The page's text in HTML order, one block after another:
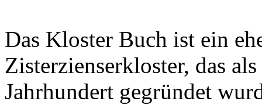
Das Kloster Buch ist ein
Zisterzienserkloster, das
Jahrhundert gegründet